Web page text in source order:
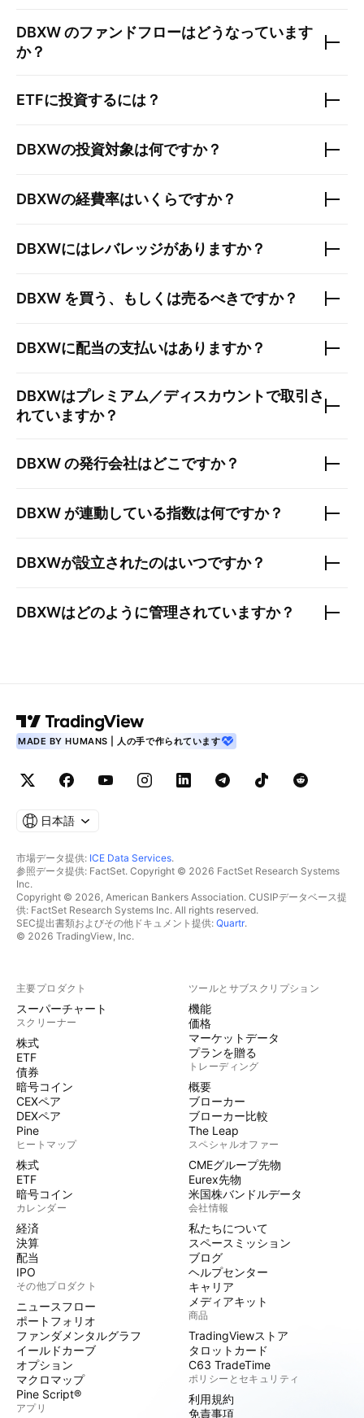
DBXWのファンドフローはどうなっています
か？
ETFに投資するには？
DBXWの投資対象は何ですか？
DBXWの経費率はいくらですか？
DBXWにはレバレッジがありますか？
DBXW を買う、もしくは売るべきですか？
DBXWに配当の支払いはありますか？
DBXWはプレミアム／ディスカウントで取引さ
れていますか？
DBXWの発行会社はどこですか？
DBXW が連動している指数は何ですか？
DBXWが設立されたのはいつですか？
DBXWはどのように管理されていますか？
MADE BY HUMANS | 人の手で作られています
日本語
市場データ提供: ICE Data Services.
参照データ提供: FactSet. Copyright © 2026 FactSet Research Systems
Inc.
Copyright © 2026, American Bankers Association. CUSIPデータベース提
供: FactSet Research Systems Inc. All rights reserved.
SEC提出書類およびその他ドキュメント提供: Quartr.
© 2026 TradingView, Inc.
主要プロダクト
スーパーチャート
スクリーナー
株式
ETF
債券
暗号コイン
CEXペア
DEXペア
Pine
ヒートマップ
株式
ETF
暗号コイン
カレンダー
経済
決算
配当
IPO
その他プロダクト
ニュースフロー
ポートフォリオ
ファンダメンタルグラフ
イールドカーブ
オプション
マクロマップ
Pine Script®
アプリ
ツールとサブスクリプション
機能
価格
マーケットデータ
プランを贈る
トレーディング
概要
ブローカー
ブローカー比較
The Leap
スペシャルオファー
CMEグループ先物
Eurex先物
米国株バンドルデータ
会社情報
私たちについて
スペースミッション
ブログ
ヘルプセンター
キャリア
メディアキット
商品
TradingViewストア
タロットカード
C63 TradeTime
ポリシーとセキュリティ
利用規約
免責事項